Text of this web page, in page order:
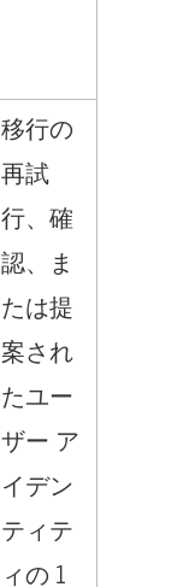
移行の
再試
行、確
認、ま
たは提
案され
たユー
ザー ア
イデン
ティテ
ィの 1